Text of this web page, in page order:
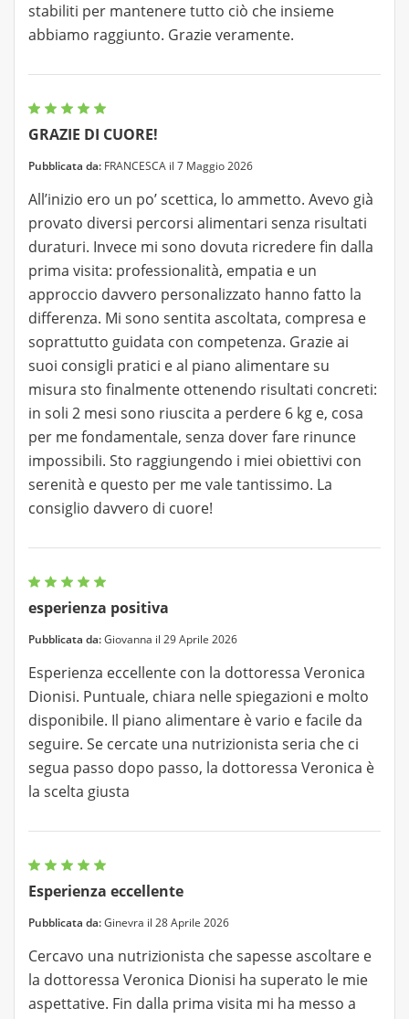
stabiliti per mantenere tutto ciò che insieme
abbiamo raggiunto. Grazie veramente.
GRAZIE DI CUORE!
Pubblicata da: FRANCESCA il 7 Maggio 2026
All’inizio ero un po’ scettica, lo ammetto. Avevo già
provato diversi percorsi alimentari senza risultati
duraturi. Invece mi sono dovuta ricredere fin dalla
prima visita: professionalità, empatia e un
approccio davvero personalizzato hanno fatto la
differenza. Mi sono sentita ascoltata, compresa e
soprattutto guidata con competenza. Grazie ai
suoi consigli pratici e al piano alimentare su
misura sto finalmente ottenendo risultati concreti:
in soli 2 mesi sono riuscita a perdere 6 kg e, cosa
per me fondamentale, senza dover fare rinunce
impossibili. Sto raggiungendo i miei obiettivi con
serenità e questo per me vale tantissimo. La
consiglio davvero di cuore!
esperienza positiva
Pubblicata da:Giovanna il 29 Aprile 2026
Esperienza eccellente con la dottoressa Veronica
Dionisi. Puntuale, chiara nelle spiegazioni e molto
disponibile. Il piano alimentare è vario e facile da
seguire. Se cercate una nutrizionista seria che ci
segua passo dopo passo, la dottoressa Veronica è
la scelta giusta
Esperienza eccellente
Pubblicata da:Ginevra il 28 Aprile 2026
Cercavo una nutrizionista che sapesse ascoltare e
la dottoressa Veronica Dionisi ha superato le mie
aspettative. Fin dalla prima visita mi ha messo a